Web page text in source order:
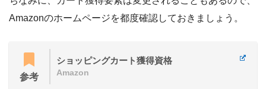
Amazonのホームページを都度確認しておきましょう。
参考
ショッピングカート獲得資格
Amazon